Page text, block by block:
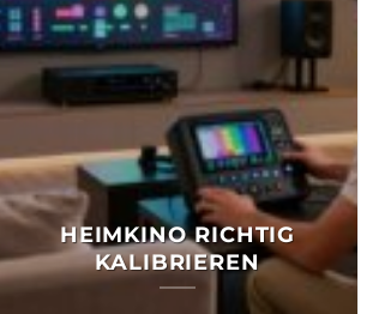
HEIMKINO RICHTIG
KALIBRIEREN